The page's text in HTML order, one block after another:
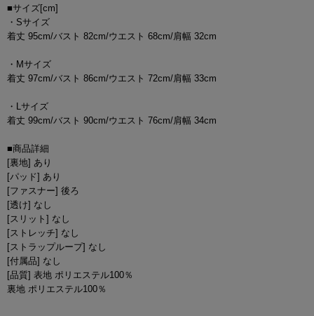
■サイズ[cm]
・Sサイズ
着丈 95cm/バスト 82cm/ウエスト 68cm/肩幅 32cm
・Mサイズ
着丈 97cm/バスト 86cm/ウエスト 72cm/肩幅 33cm
・Lサイズ
着丈 99cm/バスト 90cm/ウエスト 76cm/肩幅 34cm
■商品詳細
[裏地] あり
[パッド] あり
[ファスナー] 後ろ
[透け] なし
[スリット] なし
[ストレッチ] なし
[ストラップループ] なし
[付属品] なし
[品質] 表地 ポリエステル100％
裏地 ポリエステル100％